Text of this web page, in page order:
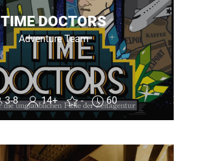
TIME DOCTORS
Adventure Team
3-8 14+ - 60